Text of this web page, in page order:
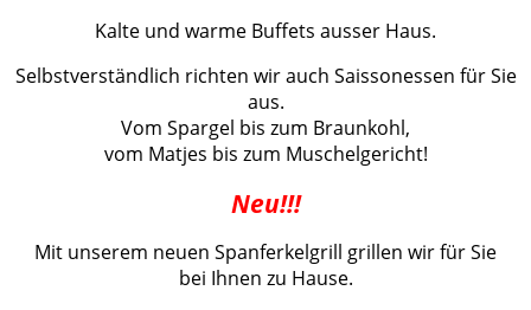
Kalte und warme Buffets ausser Haus.
Selbstverständlich richten wir auch Saissonessen für Sie
aus.
Vom Spargel bis zum Braunkohl,
vom Matjes bis zum Muschelgericht!
Neu!!!
Mit unserem neuen Spanferkelgrill grillen wir für Sie
bei Ihnen zu Hause.